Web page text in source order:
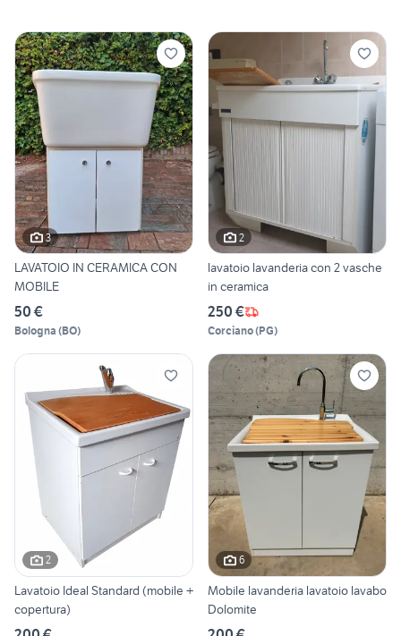
3
LAVATOIO IN CERAMICA CON
MOBILE
50 €
Bologna (BO)
2
lavatoio lavanderia con 2 vasche
in ceramica
250 €
Corciano(PG)
2
Lavatoio Ideal Standard (mobile +
copertura)
6
Mobile lavanderia lavatoio lavabo
Dolomite